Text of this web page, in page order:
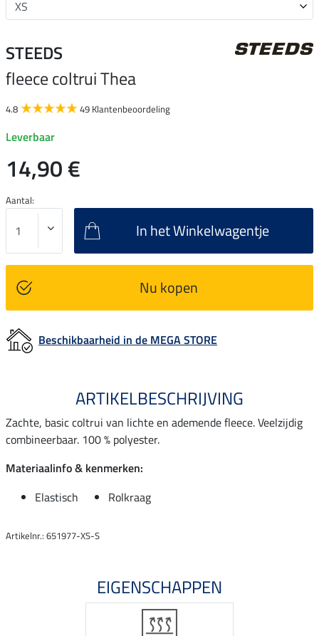
STEEDS
fleece coltrui Thea
4.8 49 Klantenbeoordeling
Leverbaar
14,90 €
Aantal:
In het Winkelwagentje
Nu kopen
Beschikbaarheid in de MEGA STORE
ARTIKELBESCHRIJVING
Zachte, basic coltrui van lichte en ademende fleece. Veelzijdig
combineerbaar. 100 % polyester.
Materiaalinfo & kenmerken:
Elastisch
Rolkraag
Artikelnr.: 651977-XS-S
EIGENSCHAPPEN